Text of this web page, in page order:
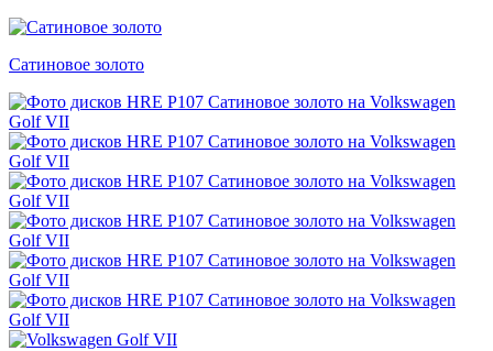
Сатиновое золото